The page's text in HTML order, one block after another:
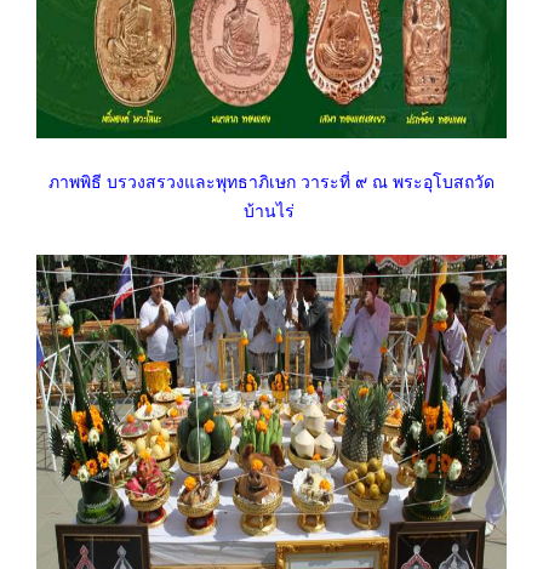
ภาพพิธี บรวงสรวงและพุทธาภิเษก วาระที่ ๙ ณ พระอุโบสถวัด
บ้านไร่